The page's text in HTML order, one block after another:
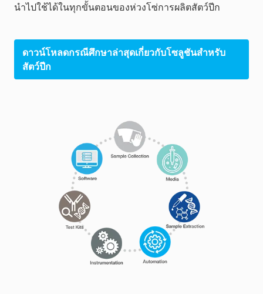
นำไปใช้ได้ในทุกขั้นตอนของห่วงโซ่การผลิตสัตว์ปีก
ดาวน์โหลดกรณีศึกษาล่าสุดเกี่ยวกับโซลูชันสำหรับ
สัตว์ปีก